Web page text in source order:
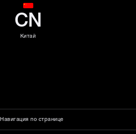
CN
Китай
Навигация по странице